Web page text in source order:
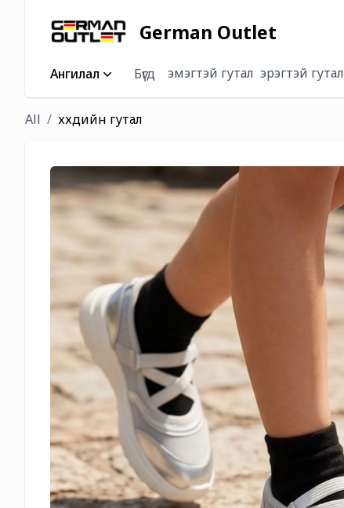
German Outlet
Ангилал Бүгд эмэгтэй гутал эрэгтэй гутал
All хүүхдийн гутал